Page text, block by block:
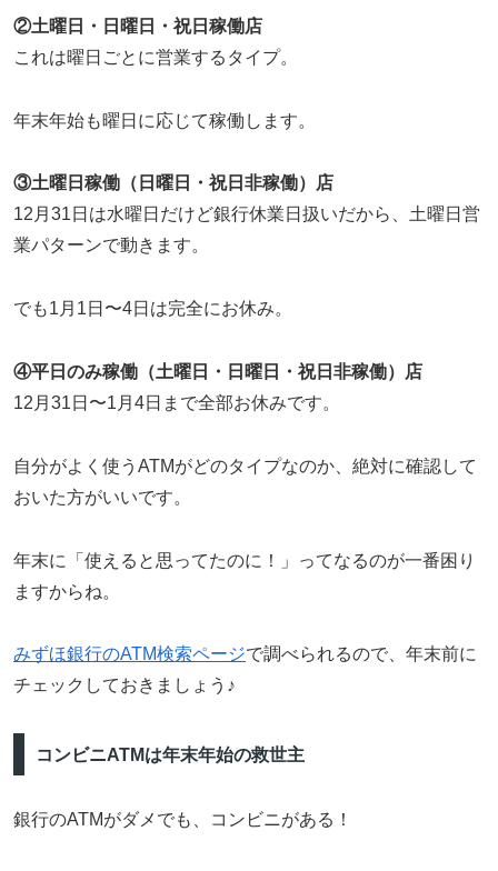
②土曜日・日曜日・祝日稼働店
これは曜日ごとに営業するタイプ。
年末年始も曜日に応じて稼働します。
③土曜日稼働（日曜日・祝日非稼働）店
12月31日は水曜日だけど銀行休業日扱いだから、土曜日営
業パターンで動きます。
でも1月1日〜4日は完全にお休み。
④平日のみ稼働（土曜日・日曜日・祝日非稼働）店
12月31日〜1月4日まで全部お休みです。
自分がよく使うATMがどのタイプなのか、絶対に確認して
おいた方がいいです。
年末に「使えると思ってたのに！」ってなるのが一番困り
ますからね。
みずほ銀行のATM検索ページで調べられるので、年末前に
チェックしておきましょう♪
コンビニATMは年末年始の救世主
銀行のATMがダメでも、コンビニがある！